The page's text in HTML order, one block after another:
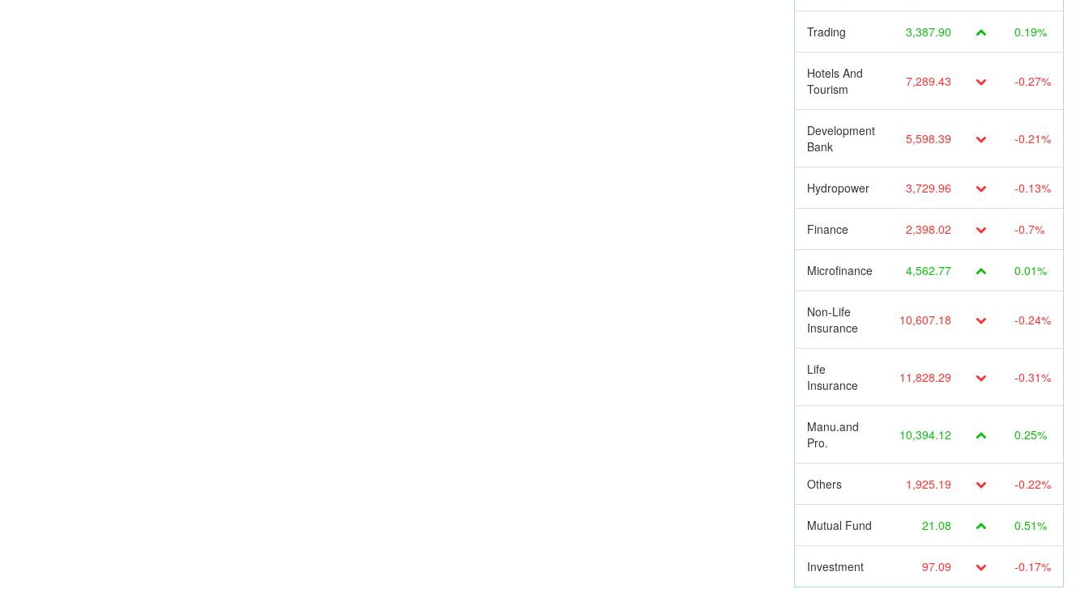
Trading 3,387.90 0.19%
Hotels And
Tourism
7,289.43 -0.27%
Development
Bank
5,598.39 -0.21%
Hydropower 3,729.96 -0.13%
Finance 2,398.02 -0.7%
Microfinance 4,562.77 0.01%
Non-Life
Insurance
10,607.18 -0.24%
Life
Insurance
11,828.29 -0.31%
Manu.and
Pro.
10,394.12 0.25%
Others 1,925.19 -0.22%
Mutual Fund 21.08 0.51%
Investment 97.09 -0.17%